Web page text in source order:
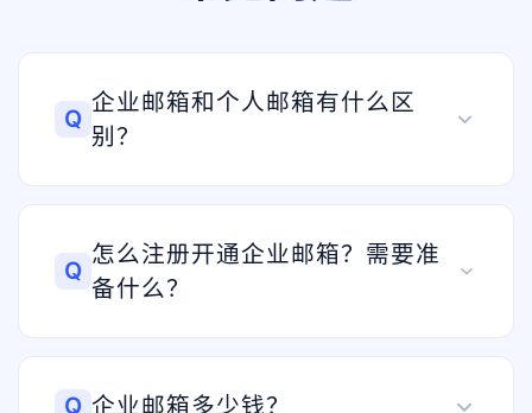
Q
企业邮箱和个人邮箱有什么区
别？
Q
怎么注册开通企业邮箱？需要准
备什么？
Q 企业邮箱多少钱？